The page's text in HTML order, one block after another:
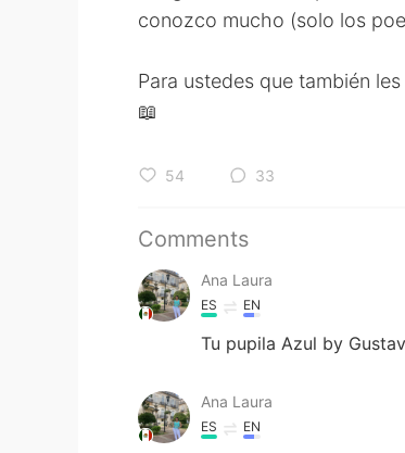
conozco mucho (solo los
Para ustedes que también
📖
54 33
Comments
Ana Laura
ES EN
Tu pupila Azul by
Ana Laura
ES EN